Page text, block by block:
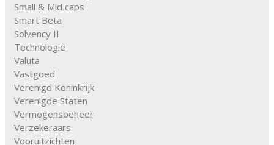
Small & Mid caps
Smart Beta
Solvency II
Technologie
Valuta
Vastgoed
Verenigd Koninkrijk
Verenigde Staten
Vermogensbeheer
Verzekeraars
Vooruitzichten